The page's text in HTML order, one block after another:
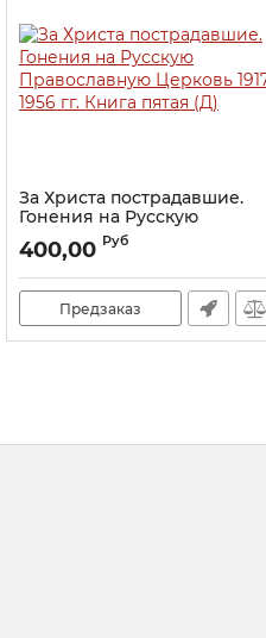
За Христа пострадавшие.
Гонения на Русскую
Православную Церковь 1917-
1956 гг. Книга пятая (Д)
Артикул: 22429
400,00 Руб
Предзаказ